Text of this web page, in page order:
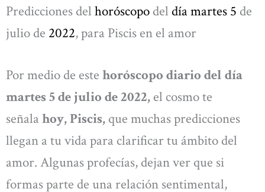
Predicciones del horóscopo del día martes 5 de
julio de 2022, para Piscis en el amor
Por medio de este horóscopo diario del día
martes 5 de julio de 2022, el cosmo te
señala hoy, Piscis, que muchas predicciones
llegan a tu vida para clarificar tu ámbito del
amor. Algunas profecías, dejan ver que si
formas parte de una relación sentimental,